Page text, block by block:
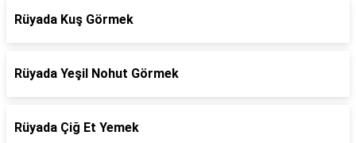
Rüyada Kuş Görmek
Rüyada Yeşil Nohut Görmek
Rüyada Çiğ Et Yemek